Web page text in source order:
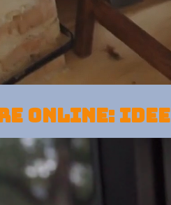
online: